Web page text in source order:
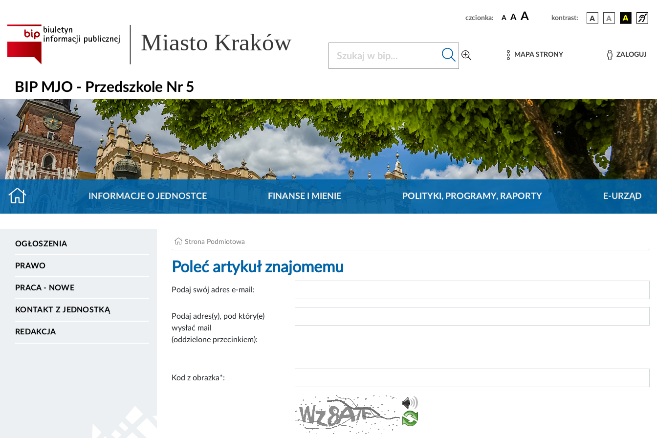
czcionka: A A A kontrast:
Miasto Kraków MAPA STRONY ZALOGUJ
BIP MJO - Przedszkole Nr 5
INFORMACJE O JEDNOSTCE FINANSE I MIENIE POLITYKI, PROGRAMY, RAPORTY E-URZĄD
OGŁOSZENIA
PRAWO
PRACA - NOWE
KONTAKT Z JEDNOSTKĄ
REDAKCJA
Strona Podmiotowa
Poleć artykuł znajomemu
Podaj swój adres e-mail:
Podaj adres(y), pod który(e)
wysłać mail
(oddzielone przecinkiem):
Kod z obrazka*: